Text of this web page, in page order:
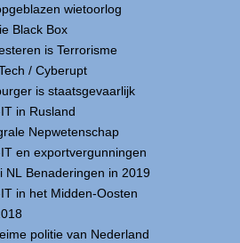
wietoorlog
Black Box
is Terrorisme
/ Cyberupt
is staatsgevaarlijk
in Rusland
Nepwetenschap
en exportvergunningen
NL Benaderingen in 2019
in het Midden-Oosten
politie van Nederland